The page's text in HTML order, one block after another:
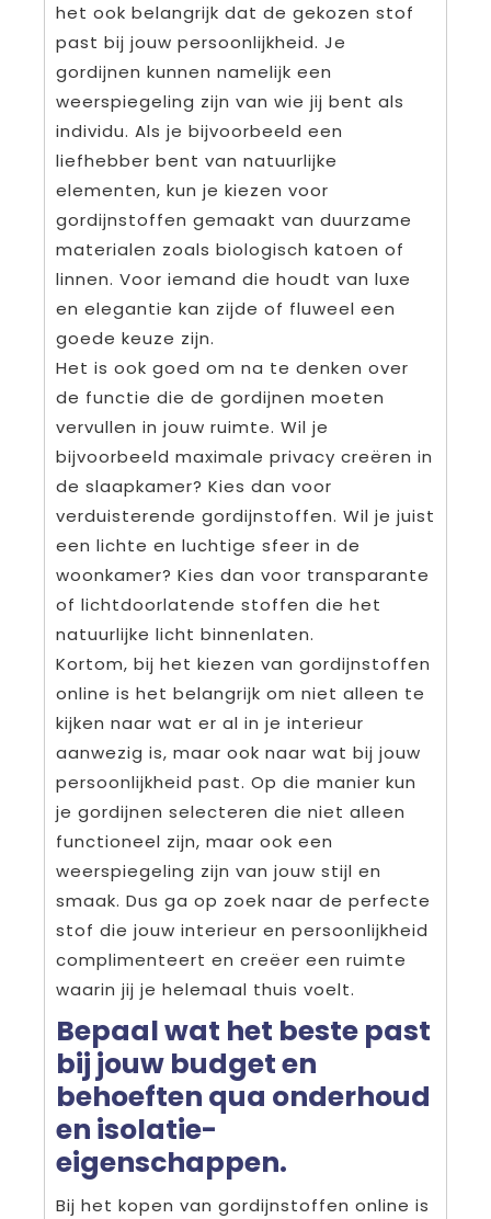
het ook belangrijk dat de gekozen stof
past bij jouw persoonlijkheid. Je
gordijnen kunnen namelijk een
weerspiegeling zijn van wie jij bent als
individu. Als je bijvoorbeeld een
liefhebber bent van natuurlijke
elementen, kun je kiezen voor
gordijnstoffen gemaakt van duurzame
materialen zoals biologisch katoen of
linnen. Voor iemand die houdt van luxe
en elegantie kan zijde of fluweel een
goede keuze zijn.
Het is ook goed om na te denken over
de functie die de gordijnen moeten
vervullen in jouw ruimte. Wil je
bijvoorbeeld maximale privacy creëren in
de slaapkamer? Kies dan voor
verduisterende gordijnstoffen. Wil je juist
een lichte en luchtige sfeer in de
woonkamer? Kies dan voor transparante
of lichtdoorlatende stoffen die het
natuurlijke licht binnenlaten.
Kortom, bij het kiezen van gordijnstoffen
online is het belangrijk om niet alleen te
kijken naar wat er al in je interieur
aanwezig is, maar ook naar wat bij jouw
persoonlijkheid past. Op die manier kun
je gordijnen selecteren die niet alleen
functioneel zijn, maar ook een
weerspiegeling zijn van jouw stijl en
smaak. Dus ga op zoek naar de perfecte
stof die jouw interieur en persoonlijkheid
complimenteert en creëer een ruimte
waarin jij je helemaal thuis voelt.
Bepaal wat het beste past
bij jouw budget en
behoeften qua onderhoud
en isolatie-
eigenschappen.
Bij het kopen van gordijnstoffen online is